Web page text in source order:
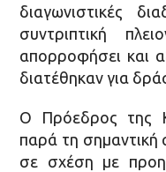
διαγωνιστικές
συντριπτική
απορροφήσει και
διατέθηκαν για
Ο Πρόεδρος της
παρά τη
σε σχέση με